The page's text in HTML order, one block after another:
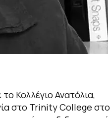
Κολλέγιο Ανατόλια,
στο Trinity College στο